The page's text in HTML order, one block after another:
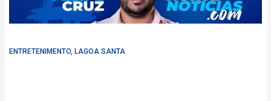
ENTRETENIMENTO, LAGOA SANTA